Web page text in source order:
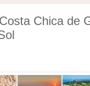
Chica de